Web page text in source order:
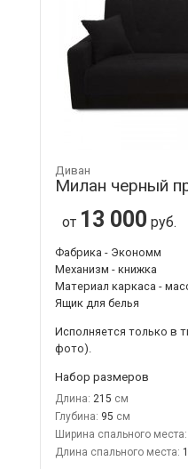
Диван
Милан черный
от 13 000 руб.
Фабрика - Экономм
Механизм - книжка
Материал каркаса -
Ящик для белья
Исполняется только в
фото).
Набор размеров
Длина: 215
Глубина: 95
Ширина спального места:
Длина спального места: